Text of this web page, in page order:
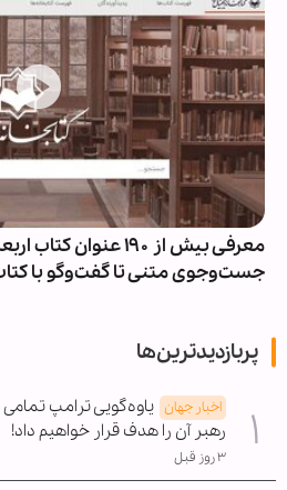
معرفی بیش از ۱۹۰ عنوان
جست‌وجوی متنی تا گفت‌وگو با
پربازدیدترین‌ها
اخبار جهان یاوه‌گویی ترامپ تمامی
رهبر آن را هدف قرار خواهیم داد!
۳ روز قبل